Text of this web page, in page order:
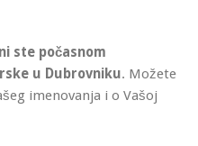
ste počasnom
u Dubrovniku. Možete
imenovanja i o Vašoj